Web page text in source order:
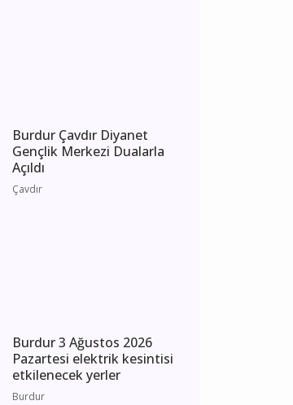
Burdur Çavdır Diyanet
Gençlik Merkezi Dualarla
Açıldı
Çavdır
Burdur 3 Ağustos 2026
Pazartesi elektrik kesintisi
etkilenecek yerler
Burdur